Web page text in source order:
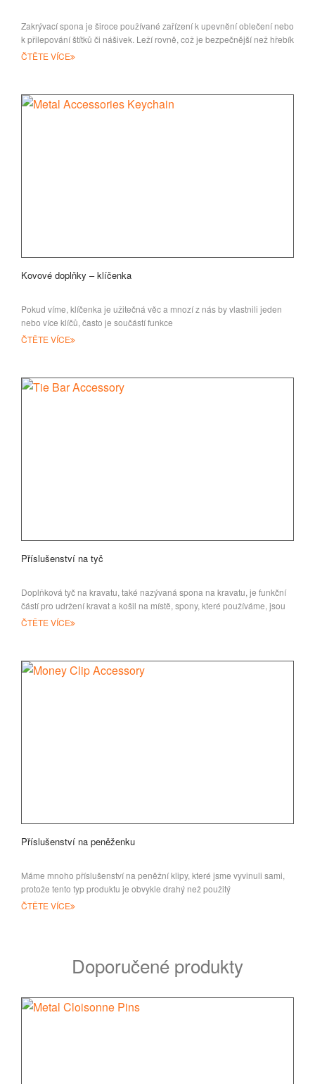
Zakrývací spona je široce používané zařízení k upevnění oblečení nebo
k přilepování štítků či nášivek. Leží rovně, což je bezpečnější než hřebík
ČTĚTE VÍCE
Kovové doplňky – klíčenka
Pokud víme, klíčenka je užitečná věc a mnozí z nás by vlastnili jeden
nebo více klíčů, často je součástí funkce
ČTĚTE VÍCE
Příslušenství na tyč
Doplňková tyč na kravatu, také nazývaná spona na kravatu, je funkční
částí pro udržení kravat a košil na místě, spony, které používáme, jsou
ČTĚTE VÍCE
Příslušenství na peněženku
Máme mnoho příslušenství na peněžní klipy, které jsme vyvinuli sami,
protože tento typ produktu je obvykle drahý než použitý
ČTĚTE VÍCE
Doporučené produkty